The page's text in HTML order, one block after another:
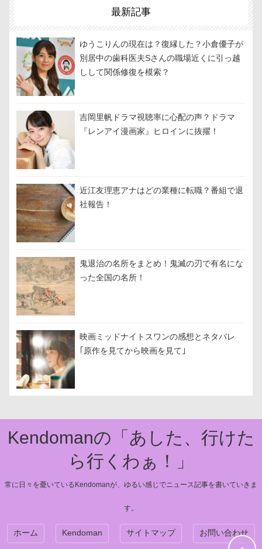
最新記事
ゆうこりんの現在は？復縁した？小倉優子が
別居中の歯科医夫Sさんの職場近くに引っ越
しして関係修復を模索？
吉岡里帆ドラマ視聴率に心配の声？ドラマ
『レンアイ漫画家』ヒロインに抜擢！
近江友理恵アナはどの業種に転職？番組で退
社報告！
鬼退治の名所をまとめ！鬼滅の刃で有名にな
った全国の名所！
映画ミッドナイトスワンの感想とネタバレ
｢原作を見てから映画を見て｣
Kendomanの「あした、行けた
ら行くわぁ！」
常に日々を憂いているKendomanが、ゆるい感じでニュース記事を書いていきま
す。
ホーム Kendoman サイトマップ お問い合わせ